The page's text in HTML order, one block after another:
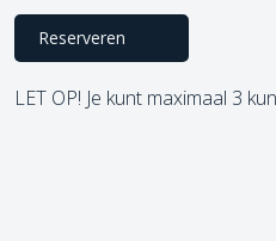
Reserveren
LET OP! Je kunt maximaal 3